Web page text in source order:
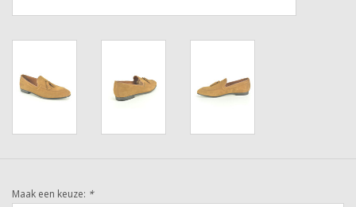
Maak een keuze: *